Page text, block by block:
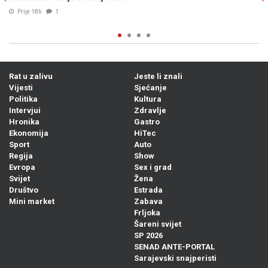
Rat u zalivu
Vijesti
Politika
Intervjui
Hronika
Ekonomija
Sport
Regija
Evropa
Svijet
Društvo
Mini market
Jeste li znali
Sjećanje
Kultura
Zdravlje
Gastro
HiTec
Auto
Show
Sex i grad
Žena
Estrada
Zabava
Frljoka
Šareni svijet
SP 2026
SENAD ANTE-PORTAL
Sarajevski snajperisti